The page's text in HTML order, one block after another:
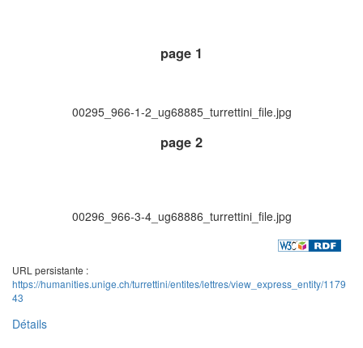
page 1
00295_966-1-2_ug68885_turrettini_file.jpg
page 2
00296_966-3-4_ug68886_turrettini_file.jpg
URL persistante :
https://humanities.unige.ch/turrettini/entites/lettres/view_express_entity/1179
43
Détails